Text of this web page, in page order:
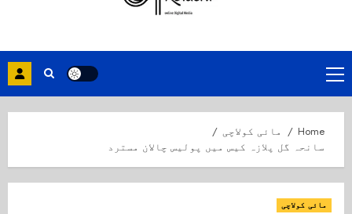
Primary
Menu
Home
مائی کولاچی
سانحہ گل پلازہ کیس میں پولیس چالان مسترد
مائی کولاچی